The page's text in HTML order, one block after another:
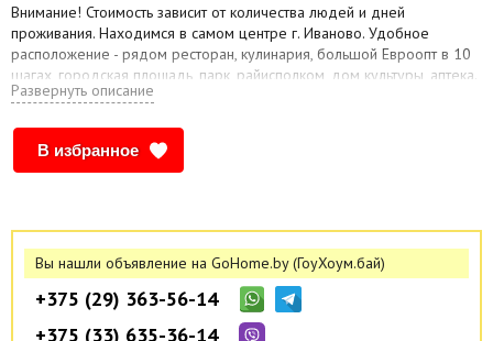
Внимание! Стоимость зависит от количества людей и дней
проживания. Находимся в самом центре г. Иваново. Удобное
расположение - рядом ресторан, кулинария, большой Евроопт в 10
шагах, городская площадь, парк, райисполком, дом культуры, аптека.
Разместим до 12 человек. TV + Интернет (Wi-Fi). Холодильник,
посуда, чай/кофе+сахар бесплатно), ежедневная уборка, полотенца,
смена постельного белья. Собственная ванная комната с туалетом.
Документы командировочным. Наличный и безналичный расчет.
Развернуть описание
В избранное
Вы нашли объявление на GoHome.by (ГоуХоум.бай)
+375 (29) 363-56-14
+375 (33) 635-36-14